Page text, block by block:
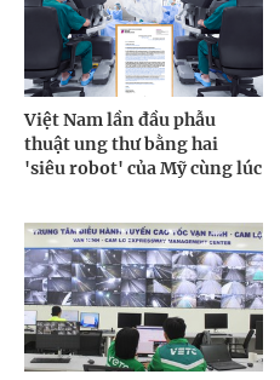
Việt Nam lần đầu phẫu
thuật ung thư bằng hai
'siêu robot' của Mỹ cùng lúc